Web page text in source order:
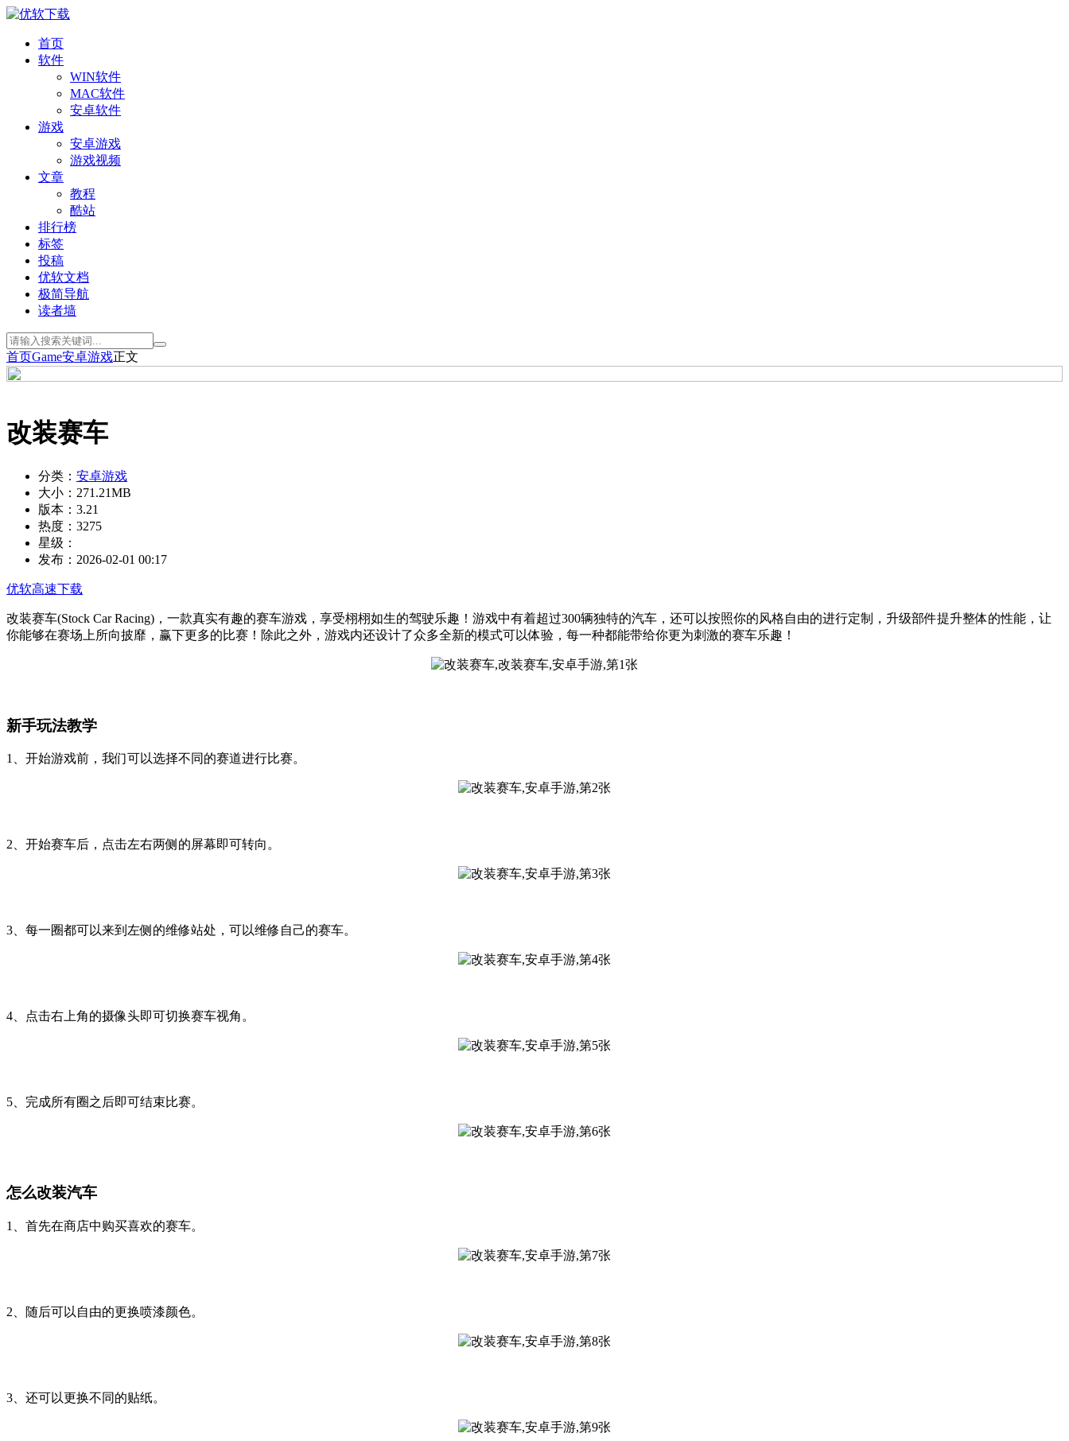
首页
软件
WIN软件
MAC软件
安卓软件
游戏
安卓游戏
游戏视频
文章
教程
酷站
排行榜
标签
投稿
优软文档
极简导航
读者墙
首页Game安卓游戏正文
改装赛车
分类： 安卓游戏
大小： 271.21MB
版本： 3.21
热度： 3275
星级：
发布： 2026-02-01 00:17
优软高速下载
改装赛车(Stock Car Racing)，一款真实有趣的赛车游戏，享受栩栩如生的驾驶乐趣！游戏中有着超过300辆独特的汽车，还可以按照你的风格自由的进行定制，升级部件提升整体的性能，让
你能够在赛场上所向披靡，赢下更多的比赛！除此之外，游戏内还设计了众多全新的模式可以体验，每一种都能带给你更为刺激的赛车乐趣！
新手玩法教学
1、开始游戏前，我们可以选择不同的赛道进行比赛。
2、开始赛车后，点击左右两侧的屏幕即可转向。
3、每一圈都可以来到左侧的维修站处，可以维修自己的赛车。
4、点击右上角的摄像头即可切换赛车视角。
5、完成所有圈之后即可结束比赛。
怎么改装汽车
1、首先在商店中购买喜欢的赛车。
2、随后可以自由的更换喷漆颜色。
3、还可以更换不同的贴纸。